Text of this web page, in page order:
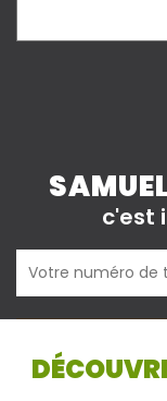
c'est